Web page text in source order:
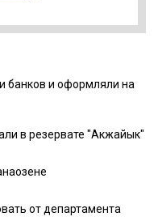
банков и оформляли на
в резервате ″Акжайык″
от департамента